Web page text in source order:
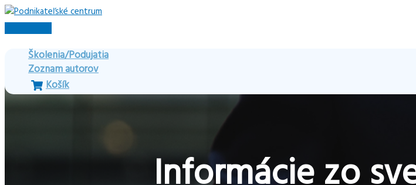
Preskočiť
na
Hlavné
Školenia/Podujatia
Zoznam autorov
Košík